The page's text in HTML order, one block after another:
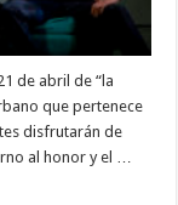
de abril de “la
que pertenece
disfrutarán de
al honor y el …